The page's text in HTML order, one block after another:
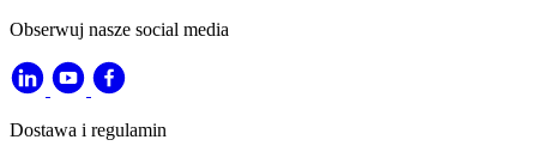
Obserwuj nasze social media
Dostawa i regulamin